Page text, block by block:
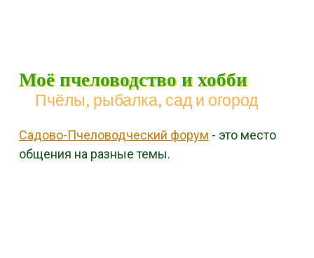
Моё пчеловодство и хобби
Пчёлы, рыбалка, сад и огород
Садово-Пчеловодческий форум - это место
общения на разные темы.